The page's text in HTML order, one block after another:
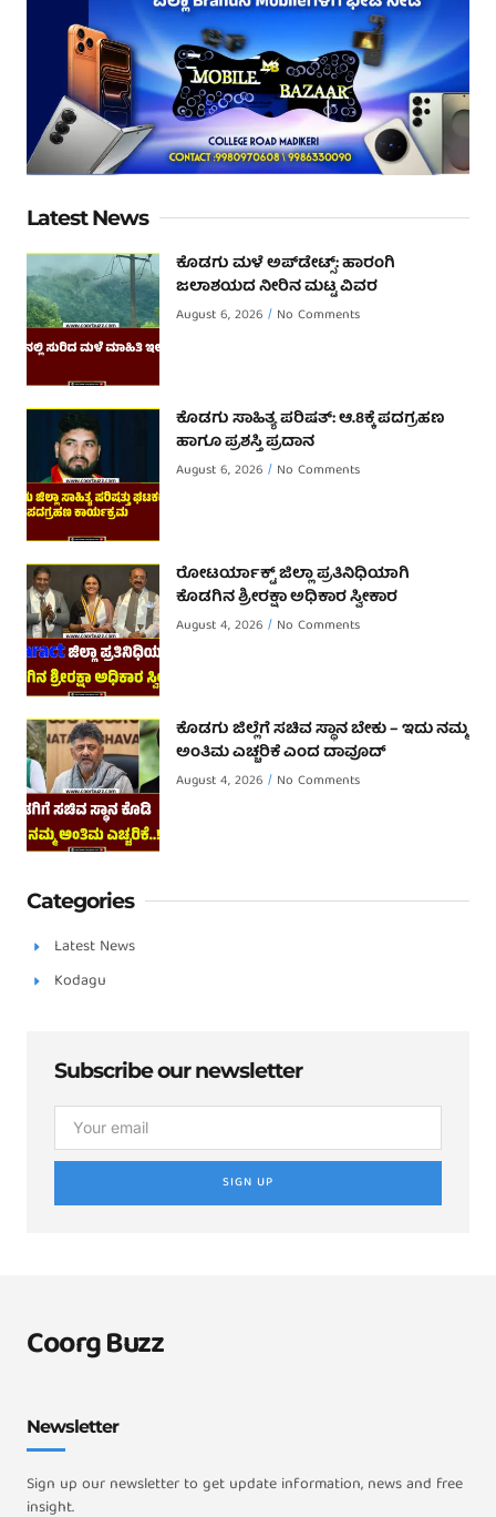
Latest News
ಕೊಡಗು ಮಳೆ ಅಪ್‌ಡೇಟ್ಸ್: ಹಾರಂಗಿ
ಜಲಾಶಯದ ನೀರಿನ ಮಟ್ಟ ವಿವರ
August 6, 2026 No Comments
ಕೊಡಗು ಸಾಹಿತ್ಯ ಪರಿಷತ್: ಆ.8ಕ್ಕೆ ಪದಗ್ರಹಣ
ಹಾಗೂ ಪ್ರಶಸ್ತಿ ಪ್ರದಾನ
August 6, 2026 No Comments
ರೋಟರ್ಯಾಕ್ಟ್ ಜಿಲ್ಲಾ ಪ್ರತಿನಿಧಿಯಾಗಿ
ಕೊಡಗಿನ ಶ್ರೀರಕ್ಷಾ ಅಧಿಕಾರ ಸ್ವೀಕಾರ
August 4, 2026 No Comments
ಕೊಡಗು ಜಿಲ್ಲೆಗೆ ಸಚಿವ ಸ್ಥಾನ ಬೇಕು – ಇದು ನಮ್ಮ
ಅಂತಿಮ ಎಚ್ಚರಿಕೆ ಎಂದ ದಾವೂದ್ ‌
August 4, 2026 No Comments
Categories
Latest News
Kodagu
Subscribe our newsletter
SIGN UP
Coorg Buzz
Newsletter
Sign up our newsletter to get update information, news and free
insight.